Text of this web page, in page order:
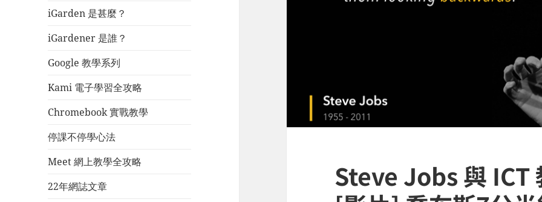
iGarden 是甚麼？
iGardener 是誰？
Google 教學系列
Kami 電子學習全攻略
Chromebook 實戰教學
停課不停學心法
Meet 網上教學全攻略
22年網誌文章
Steve Jobs 與 ICT